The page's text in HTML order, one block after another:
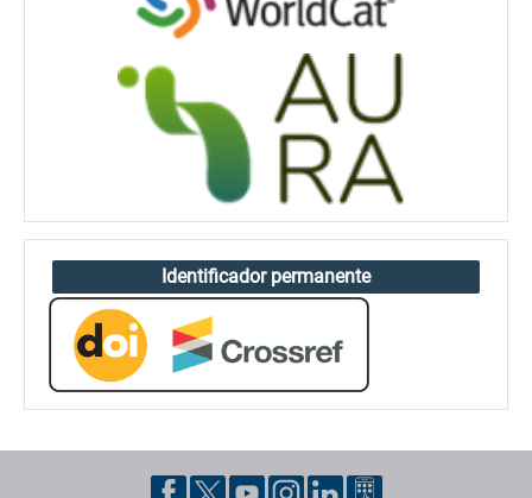
Identificador permanente